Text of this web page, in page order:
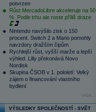
potvrzen
Růst MercadoLibre akceleruje na 50
%. Podle trhu ale roste příliš draze
Nintendo navýšilo zisk o 150
procent. Switch 2 a Mario pomohly
navzdory dražším čipům
Rychlejší růst, vyšší marže a lepší
výhled. Lilly překonává Novo
Nordisk
Skupina ČSOB v 1. pololetí: Velký
zájem o financování vlastního
bydlení
více...
VÝSLEDKY SPOLEČNOSTÍ - SVĚT